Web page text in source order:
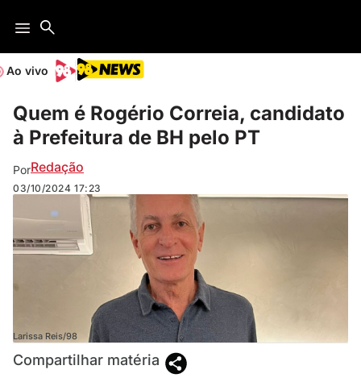
Ao vivo
Quem é Rogério Correia, candidato
à Prefeitura de BH pelo PT
PorRedação
03/10/2024 17:23
Larissa Reis/98
Compartilhar matéria